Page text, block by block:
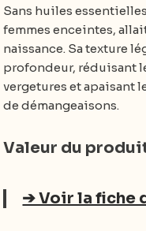
Sans huiles
femmes enceintes,
naissance. Sa texture
profondeur, réduisant
vergetures et apaisant
de démangeaisons.
Valeur du produit
➔ Voir la fiche